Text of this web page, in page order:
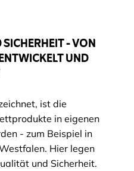
- VON
UND
ist die
in eigenen
- zum Beispiel in
Hier legen
und Sicherheit.